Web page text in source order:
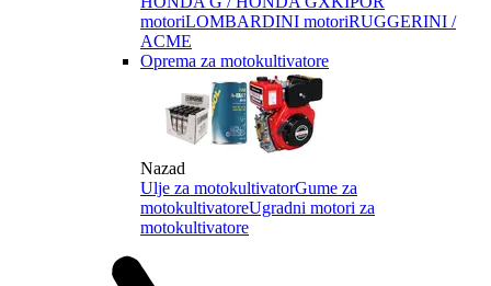
motoriLOMBARDINI motoriRUGGERINI /
ACME
Oprema za motokultivatore
Nazad
Ulje za motokultivatorGume za
motokultivatoreUgradni motori za
motokultivatore